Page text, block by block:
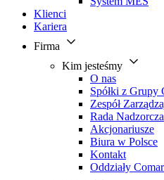
Klienci
Kariera
Firma
Kim jesteśmy
O nas
Spółki z Grupy
Zespół
Rada Nadzorcza
Akcjonariusze
Biura w Polsce
Kontakt
Oddziały